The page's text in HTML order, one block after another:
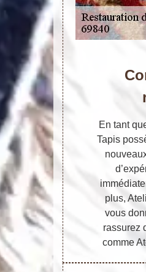
En tant
Tapis
plus,
vous
rassurez
comme